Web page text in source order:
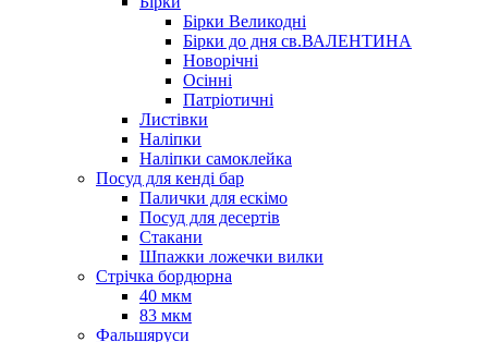
Бірки Великодні
Бірки до дня св.ВАЛЕНТИНА
Новорічні
Осінні
Патріотичні
Листівки
Наліпки
Наліпки самоклейка
Посуд для кенді бар
Палички для ескімо
Посуд для десертів
Стакани
Шпажки ложечки вилки
Стрічка бордюрна
40 мкм
83 мкм
Фальшяруси